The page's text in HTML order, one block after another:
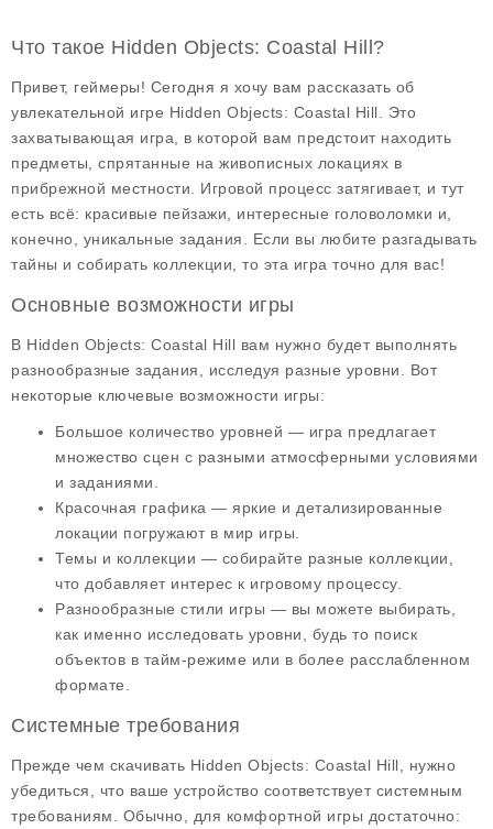
Что такое Hidden Objects: Coastal Hill?
Привет, геймеры! Сегодня я хочу вам рассказать об
увлекательной игре Hidden Objects: Coastal Hill . Это
захватывающая игра, в которой вам предстоит находить
предметы, спрятанные на живописных локациях в
прибрежной местности. Игровой процесс затягивает, и тут
есть всё: красивые пейзажи, интересные головоломки и,
конечно, уникальные задания. Если вы любите разгадывать
тайны и собирать коллекции, то эта игра точно для вас!
Основные возможности игры
В Hidden Objects: Coastal Hill вам нужно будет выполнять
разнообразные задания, исследуя разные уровни. Вот
некоторые ключевые возможности игры:
Большое количество уровней — игра предлагает
множество сцен с разными атмосферными условиями
и заданиями.
Красочная графика — яркие и детализированные
локации погружают в мир игры.
Темы и коллекции — собирайте разные коллекции,
что добавляет интерес к игровому процессу.
Разнообразные стили игры — вы можете выбирать,
как именно исследовать уровни, будь то поиск
объектов в тайм-режиме или в более расслабленном
формате.
Системные требования
Прежде чем скачивать Hidden Objects: Coastal Hill , нужно
убедиться, что ваше устройство соответствует системным
требованиям. Обычно, для комфортной игры достаточно: